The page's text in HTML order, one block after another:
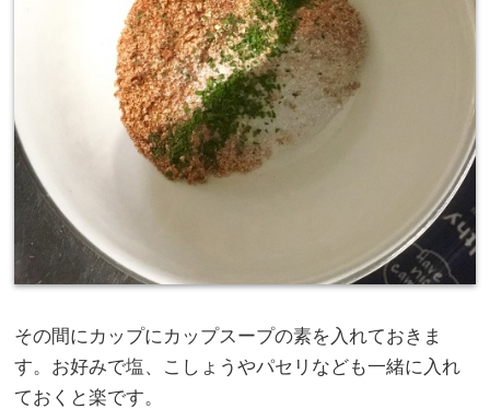
その間にカップにカップスープの素を入れておきま
す。お好みで塩、こしょうやパセリなども一緒に入れ
ておくと楽です。